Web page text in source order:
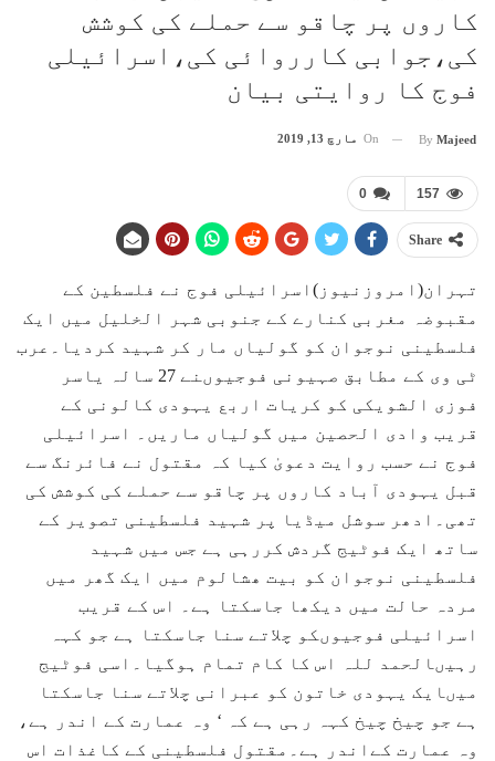
کاروں پر چاقو سے حملے کی کوشش
کی،جوابی کارروائی کی،اسرائیلی
فوج کا روایتی بیان
By Majeed
On مارچ 13, 2019
0 157
Share
تہران(امروزنیوز)اسرائیلی فوج نے فلسطین کے
مقبوضہ مغربی کنارے کے جنوبی شہر الخلیل میں ایک
فلسطینی نوجوان کو گولیاں مار کر شہید کردیا۔عرب
ٹی وی کے مطابق صہیونی فوجیوںنے 27 سالہ یاسر
فوزی الشویکی کو کریات اربع یہودی کالونی کے
قریب وادی الحصین میں گولیاں ماریں۔ اسرائیلی
فوج نے حسب روایت دعویٰ کیا کہ مقتول نے فائرنگ سے
قبل یہودی آباد کاروں پر چاقو سے حملے کی کوشش کی
تھی۔ادھر سوشل میڈیا پر شہید فلسطینی تصویر کے
ساتھ ایک فوٹیج گردش کررہی ہے جس میں شہید
فلسطینی نوجوان کو بیت ھشالوم میں ایک گھر میں
مردہ حالت میں دیکھا جاسکتا ہے۔ اس کے قریب
اسرائیلی فوجیوںکو چلاتے سنا جاسکتا ہے جو کہہ
رہیںالحمد للہ اس کا کام تمام ہوگیا۔اسی فوٹیج
میںایک یہودی خاتون کو عبرانی چلاتے سنا جاسکتا
ہے جو چیخ چیخ کہہ رہی ہے کہ ‘ وہ عمارت کے اندر ہے،
وہ عمارت کےاندر ہے۔مقتول فلسطینی کے کاغذات اس